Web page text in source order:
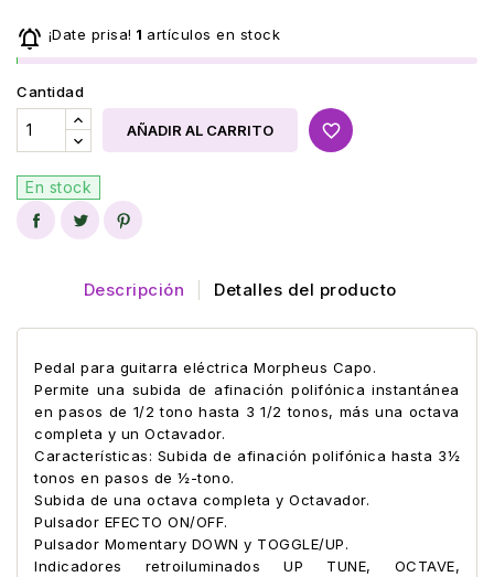
 ¡Date prisa! 1 artículos en stock
Cantidad
AÑADIR AL CARRITO favorite_border
En stock
Descripción Detalles del producto
Pedal para guitarra eléctrica Morpheus Capo.
Permite una subida de afinación polifónica instantánea
en pasos de 1/2 tono hasta 3 1/2 tonos, más una octava
completa y un Octavador.
Características: Subida de afinación polifónica hasta 3½
tonos en pasos de ½-tono.
Subida de una octava completa y Octavador.
Pulsador EFECTO ON/OFF.
Pulsador Momentary DOWN y TOGGLE/UP.
Indicadores retroiluminados UP TUNE, OCTAVE,